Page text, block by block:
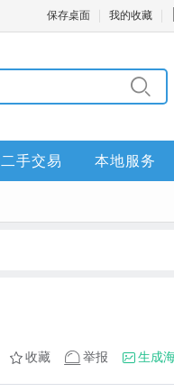
保存桌面 我的收藏
二手交易 本地服务
收藏 举报 生成